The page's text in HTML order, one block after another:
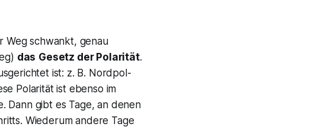
Weg schwankt, genau
das Gesetz der Polarität.
ist: z. B. Nordpol-
Polarität ist ebenso im
Dann gibt es Tage, an denen
Wiederum andere Tage